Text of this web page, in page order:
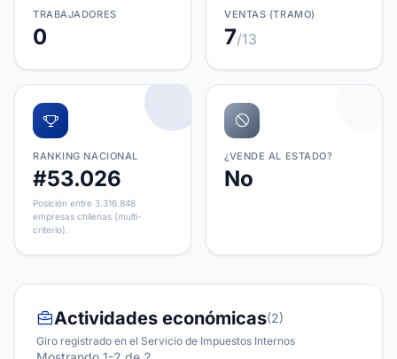
TRABAJADORES
0
VENTAS (TRAMO)
7/13
RANKING NACIONAL
#53.026
Posición entre 3.316.848
empresas chilenas (multi-
criterio).
¿VENDE AL ESTADO?
No
Actividades económicas(2)
Giro registrado en el Servicio de Impuestos Internos